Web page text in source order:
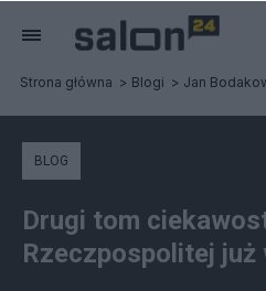
Strona główna Blogi Jan
BLOG
Drugi tom
Rzeczpospolitej już